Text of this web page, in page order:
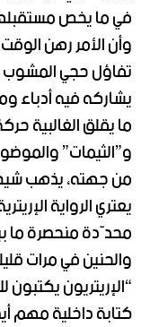
في ما يخص
وأن الأمر رهن
تفاؤل حجي المشوب
يشاركه فيه أدباء
ما يقلق الغالبية
و”الثيمات”
من جهته، يذهب
يعتري الرواية
محدّدة منحصرة ما
والحنين في مرات
“الإريتريون
كتابة داخلية مهم